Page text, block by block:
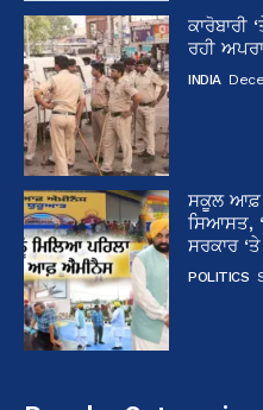
ਕਾਰੋਬਾਰੀ
ਰਹੀ
INDIA
ਸਕੂਲ ਆਫ਼
ਸਿਆਸਤ,
ਸਰਕਾਰ
POLITICS